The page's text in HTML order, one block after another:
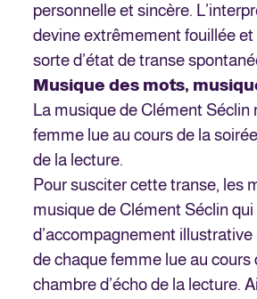
personnelle et sincère.
devine extrêmement fouillée
sorte d’état de transe
Musique des mots,
La musique de Clément
femme lue au cours de la
de la lecture.
Pour susciter cette transe, les
musique de Clément Séclin
d’accompagnement
de chaque femme lue au
chambre d’écho de la lecture.